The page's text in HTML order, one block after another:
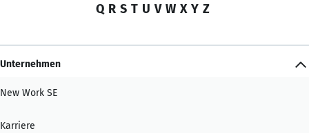
Q R S T U V W X Y Z
Unternehmen
New Work SE
Karriere